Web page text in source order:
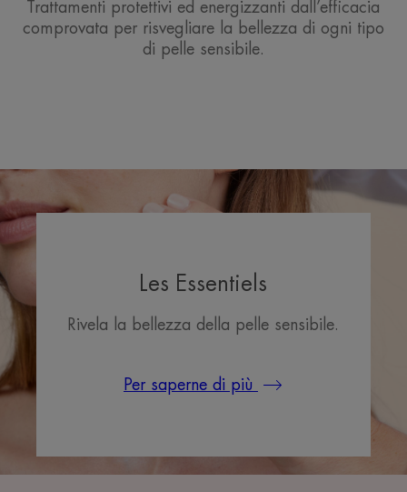
Trattamenti protettivi ed energizzanti dall’efficacia
comprovata per risvegliare la bellezza di ogni tipo
di pelle sensibile.
Les Essentiels
Rivela la bellezza della pelle sensibile.
Per saperne di più